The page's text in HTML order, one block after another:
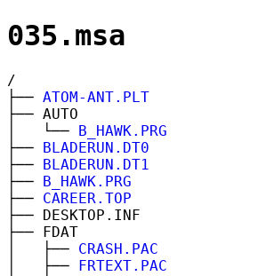
035.msa
/
├── ATOM-ANT.PLT
├── AUTO
│ └── B_HAWK.PRG
├── BLADERUN.DT0
├── BLADERUN.DT1
├── B_HAWK.PRG
├── CAREER.TOP
├── DESKTOP.INF
├── FDAT
│ ├── CRASH.PAC
│ ├── FRTEXT.PAC